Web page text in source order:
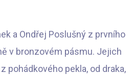
a Ondřej Poslušný z prvního
v bronzovém pásmu. Jejich
pohádkového pekla, od draka,